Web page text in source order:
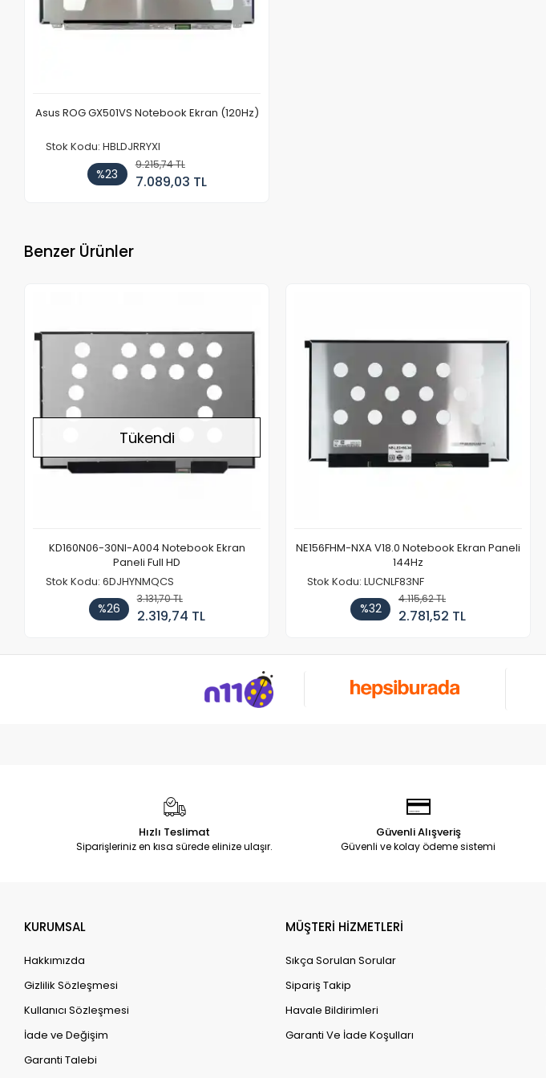
Asus ROG GX501VS Notebook Ekran (120Hz)
Stok Kodu: HBLDJRRYXI
%23
9.215,74 TL
7.089,03 TL
Benzer Ürünler
Tükendi
KD160N06-30NI-A004 Notebook Ekran
Paneli Full HD
Stok Kodu: 6DJHYNMQCS
%26
3.131,70 TL
2.319,74 TL
NE156FHM-NXA V18.0 Notebook Ekran Paneli
144Hz
Stok Kodu: LUCNLF83NF
%32
4.115,62 TL
2.781,52 TL
Hızlı Teslimat
Siparişleriniz en kısa sürede elinize ulaşır.
Güvenli Alışveriş
Güvenli ve kolay ödeme sistemi
KURUMSAL
Hakkımızda
Gizlilik Sözleşmesi
Kullanıcı Sözleşmesi
İade ve Değişim
Garanti Talebi
MÜŞTERİ HİZMETLERİ
Sıkça Sorulan Sorular
Sipariş Takip
Havale Bildirimleri
Garanti Ve İade Koşulları